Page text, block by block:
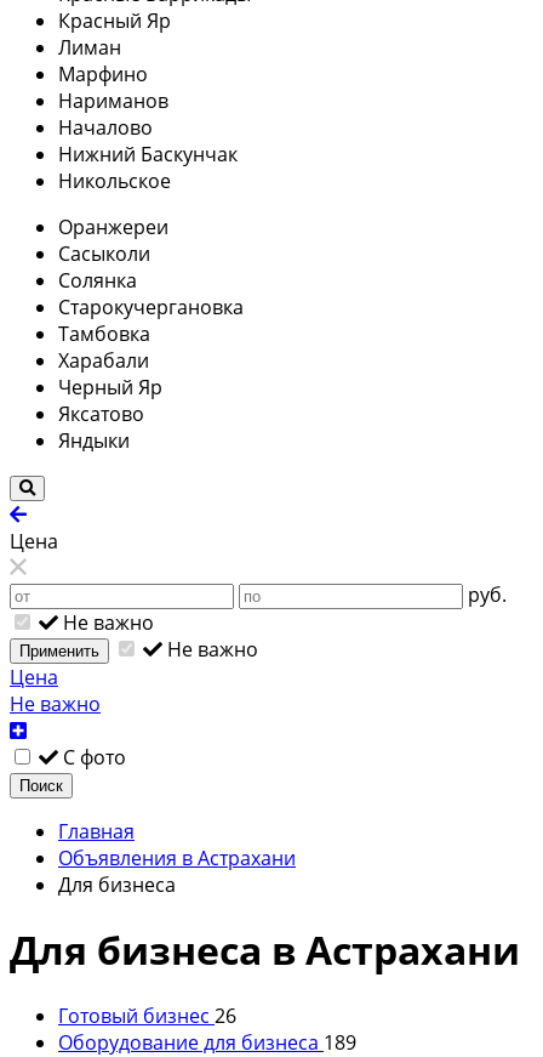
Красный Яр
Лиман
Марфино
Нариманов
Началово
Нижний Баскунчак
Никольское
Оранжереи
Сасыколи
Солянка
Старокучергановка
Тамбовка
Харабали
Черный Яр
Яксатово
Яндыки
Цена
руб.
Не важно
Применить
Не важно
Цена
Не важно
С фото
Поиск
Главная
Объявления в Астрахани
Для бизнеса
Для бизнеса в Астрахани
Готовый бизнес 26
Оборудование для бизнеса 189